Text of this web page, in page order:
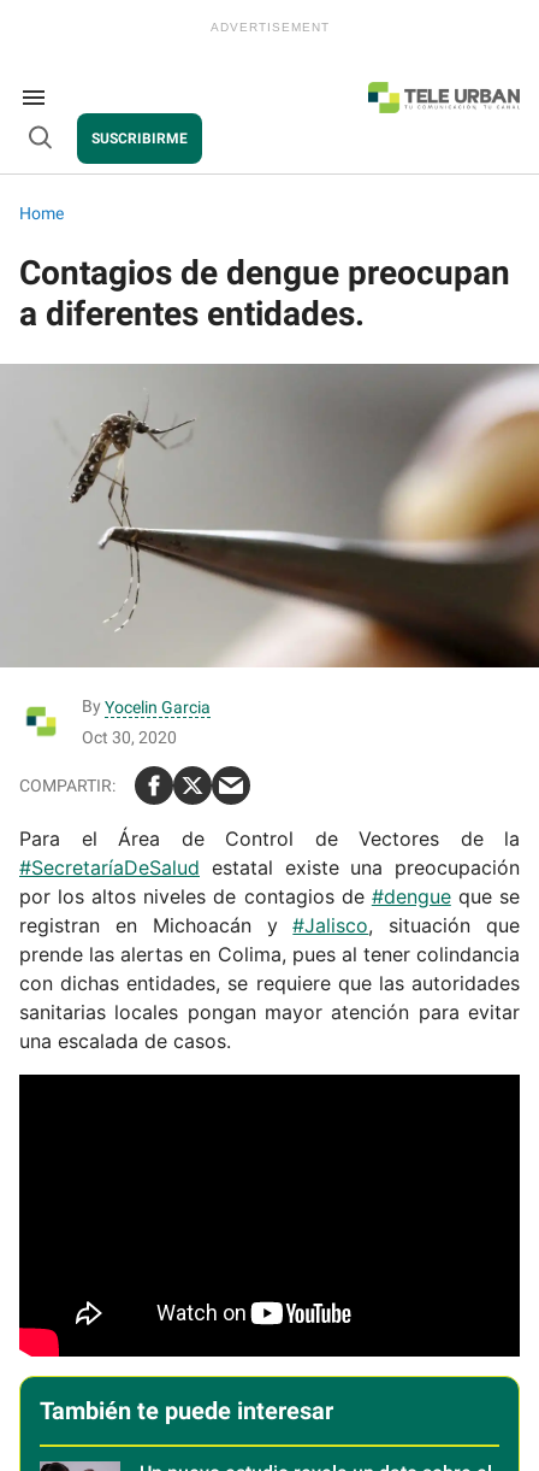
Search
&
Section
Navigation
Open
SUSCRIBIRME
Home
Contagios de dengue preocupan
a diferentes entidades.
By Yocelin Garcia
Oct 30, 2020
Para el Área de Control de Vectores de la
#SecretaríaDeSalud estatal existe una preocupación
por los altos niveles de contagios de #dengueque se
registran en Michoacán y#Jalisco, situación que
prende las alertas en Colima, pues al tener colindancia
con dichas entidades, se requiere que las autoridades
sanitarias locales pongan mayor atención para evitar
una escalada de casos.
También te puede interesar